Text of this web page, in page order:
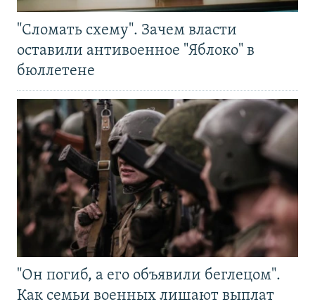
"Сломать схему". Зачем власти
оставили антивоенное "Яблоко" в
бюллетене
"Он погиб, а его объявили беглецом".
Как семьи военных лишают выплат